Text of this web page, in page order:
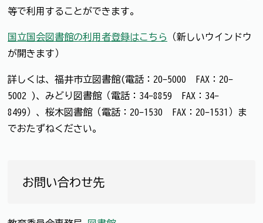
等で利用することができます。
国立国会図書館の利用者登録はこちら
（新しいウインドウ
が開きます）
詳しくは、福井市立図書館(電話：20-5000 FAX：20-
5002 )、みどり図書館（電話：34-8859 FAX：34-
8499）、桜木図書館（電話：20-1530 FAX：20-1531）ま
でおたずねください。
お問い合わせ先